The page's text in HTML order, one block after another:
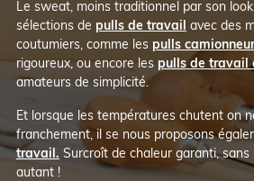
Le sweat, moins traditionnel par son
sélections de pulls de travail avec des
coutumiers, comme les pulls
rigoureux, ou encore les pulls de travail
amateurs de simplicité.
Et lorsque les températures chutent on
franchement, il se nous proposons
travail. Surcroît de chaleur garanti,
autant !